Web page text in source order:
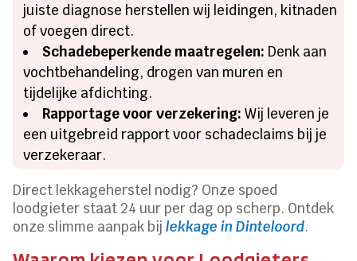
juiste diagnose herstellen wij leidingen, kitnaden
of voegen direct.
Schadebeperkende maatregelen: Denk aan
vochtbehandeling, drogen van muren en
tijdelijke afdichting.
Rapportage voor verzekering: Wij leveren je
een uitgebreid rapport voor schadeclaims bij je
verzekeraar.
Direct lekkageherstel nodig? Onze spoed
loodgieter staat 24 uur per dag op scherp. Ontdek
onze slimme aanpak bijlekkage in Dinteloord.